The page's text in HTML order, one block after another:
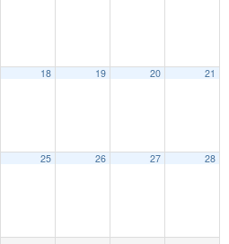
18 19 20 21
25 26 27 28